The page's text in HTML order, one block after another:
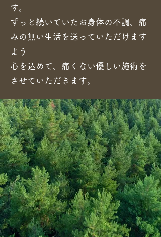
す。
ずっと続いていたお身体の不調、痛
みの無い生活を送っていただけます
よう
心を込めて、痛くない優しい施術を
させていただきます。